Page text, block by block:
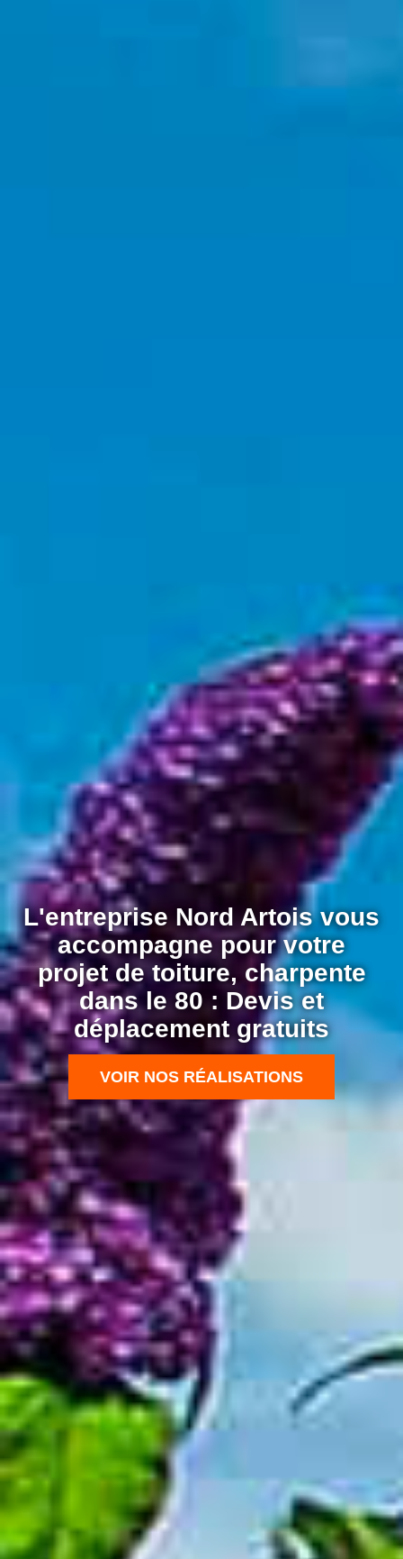
L'entreprise Nord Artois vous
accompagne pour votre
projet de toiture, charpente
dans le 80 : Devis et
déplacement gratuits
VOIR NOS RÉALISATIONS